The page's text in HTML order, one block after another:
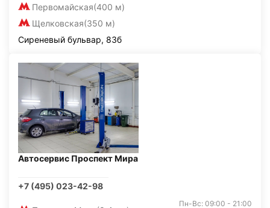
Первомайская(400 м)
Щелковская(350 м)
Сиреневый бульвар, 83б
Автосервис Проспект Мира
+7 (495) 023-42-98
Пн-Вс: 09:00 - 21:00